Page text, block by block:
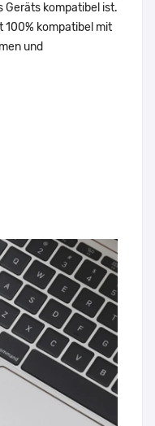
Geräts kompatibel ist.
100% kompatibel mit
und